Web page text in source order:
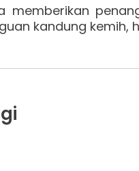
memberikan
kandung kemih,